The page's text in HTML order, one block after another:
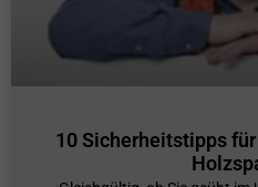
10 Sicherheitstipps